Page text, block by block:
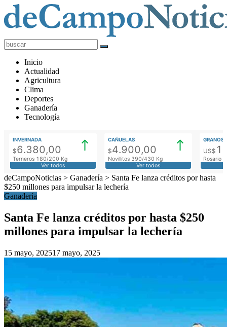
deCampoNoticias
Actualidad
Agropecuaria
Inicio
Actualidad
Agricultura
Clima
Deportes
Ganadería
Tecnología
INVERNADA
$6.380,00
Terneros 180/200 Kg
Ver todos
CAÑUELAS
$4.900,00
Novillitos 390/430 Kg
Ver todos
GRANOS
US$
Rosario
deCampoNoticias > Ganadería > Santa Fe lanza créditos por hasta
$250 millones para impulsar la lechería
Ganadería
Santa Fe lanza créditos por hasta $250
millones para impulsar la lechería
15 mayo, 202517 mayo, 2025